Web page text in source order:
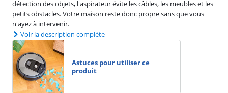
détection des objets, l'aspirateur évite les câbles, les meubles et les
petits obstacles. Votre maison reste donc propre sans que vous
n'ayez à intervenir.
Voir la description complète
Astuces pour utiliser ce
produit